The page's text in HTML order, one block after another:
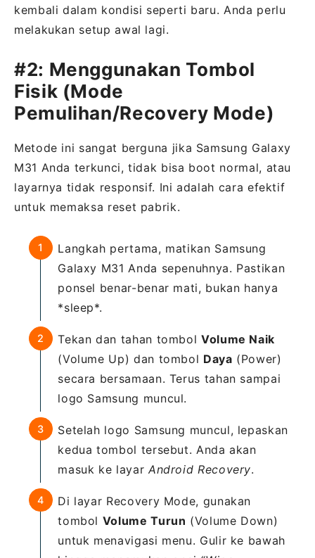
kembali dalam kondisi seperti baru. Anda perlu
melakukan setup awal lagi.
#2: Menggunakan Tombol
Fisik (Mode
Pemulihan/Recovery Mode)
Metode ini sangat berguna jika Samsung Galaxy
M31 Anda terkunci, tidak bisa boot normal, atau
layarnya tidak responsif. Ini adalah cara efektif
untuk memaksa reset pabrik.
Langkah pertama, matikan Samsung
Galaxy M31 Anda sepenuhnya. Pastikan
ponsel benar-benar mati, bukan hanya
*sleep*.
Tekan dan tahan tombol Volume Naik
(Volume Up) dan tombol Daya (Power)
secara bersamaan. Terus tahan sampai
logo Samsung muncul.
Setelah logo Samsung muncul, lepaskan
kedua tombol tersebut. Anda akan
masuk ke layar Android Recovery.
Di layar Recovery Mode, gunakan
tombol Volume Turun (Volume Down)
untuk menavigasi menu. Gulir ke bawah